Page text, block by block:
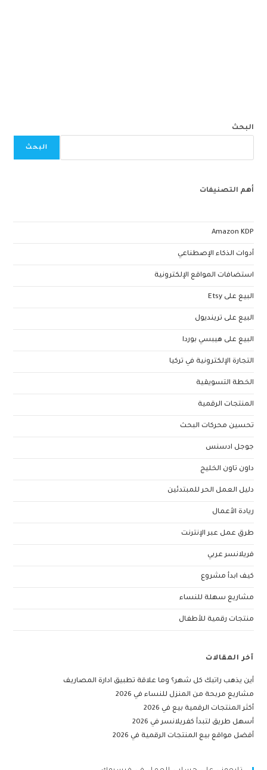
البحث
البحث
أهم التصنيفات
Amazon KDP
أدوات الذكاء الإصطناعي
استضافات المواقع الإلكترونية
البيع على Etsy
البيع على ترينديول
البيع على هيبسي بوردا
التجارة الإلكترونية في تركيا
الخطة التسويقية
المنتجات الرقمية
تحسين محركات البحث
جوجل ادسنس
داون تاون الخليج
دليل العمل الحر للمبتدئين
ريادة الأعمال
طرق عمل عبر الإنترنت
فريلانسر عربي
كيف ابدأ مشروع
مشاريع سهلة للنساء
منتجات رقمية للأطفال
آخر المقالات
أين يذهب راتبك كل شهر؟ وما علاقة تطبيق ادارة المصاريف
مشاريع مربحة من المنزل للنساء في 2026
أكثر المنتجات الرقمية بيع في 2026
أسهل طريق لتبدأ كفريلانسر في 2026
أفضل مواقع بيع المنتجات الرقمية في 2026